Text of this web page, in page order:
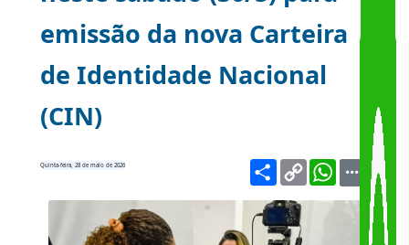
Detran RJ abre os postos
neste sábado (30/5) para
emissão da nova Carteira
de Identidade Nacional
(CIN)